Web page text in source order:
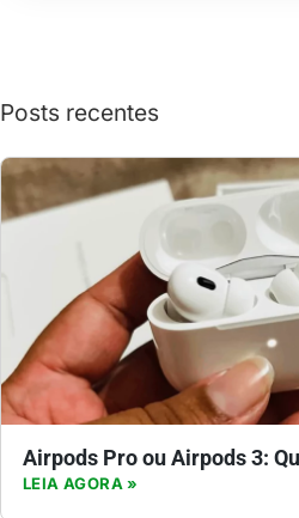
Posts recentes
Airpods Pro ou Airpods 3:
LEIA AGORA »